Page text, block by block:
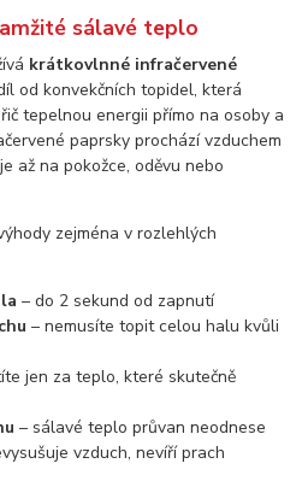
sálavé teplo
krátkovlnné infračervené
od konvekčních topidel, která
tepelnou energii přímo na osoby a
paprsky prochází vzduchem
až na pokožce, oděvu nebo
zejména v rozlehlých
– do 2 sekund od zapnutí
– nemusíte topit celou halu kvůli
jen za teplo, které skutečně
– sálavé teplo průvan neodnese
vzduch, nevíří prach